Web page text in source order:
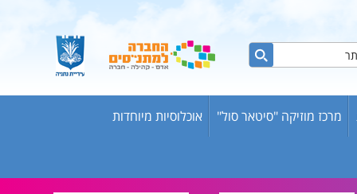
ברשת
מרכז מוזיקה "סיטאר סול" אוכלוסיות מיוחדות